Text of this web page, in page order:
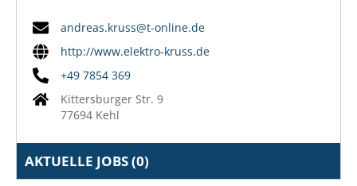
andreas.kruss@t-online.de
http://www.elektro-kruss.de
+49 7854 369
Kittersburger Str. 9
77694 Kehl
AKTUELLE JOBS (0)